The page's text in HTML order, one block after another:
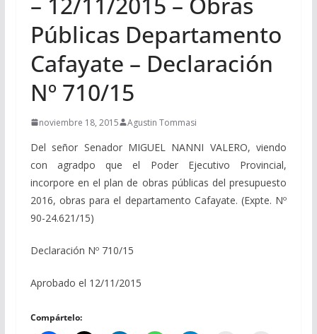
Públicas Departamento
Cafayate – Declaración
Nº 710/15
noviembre 18, 2015 Agustin Tommasi
Del señor Senador MIGUEL NANNI VALERO, viendo
con agradpo que el Poder Ejecutivo Provincial,
incorpore en el plan de obras públicas del presupuesto
2016, obras para el departamento Cafayate. (Expte. Nº
90-24.621/15)
Declaración Nº 710/15
Aprobado el 12/11/2015
Compártelo: